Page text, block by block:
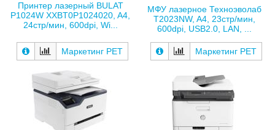
Принтер лазерный BULAT
P1024W XXBT0P1024020, A4,
24стр/мин, 600dpi, Wi...
Маркетинг РЕТ
МФУ лазерное Техноэволаб
T2023NW, A4, 23стр/мин,
600dpi, USB2.0, LAN, ...
Маркетинг РЕТ